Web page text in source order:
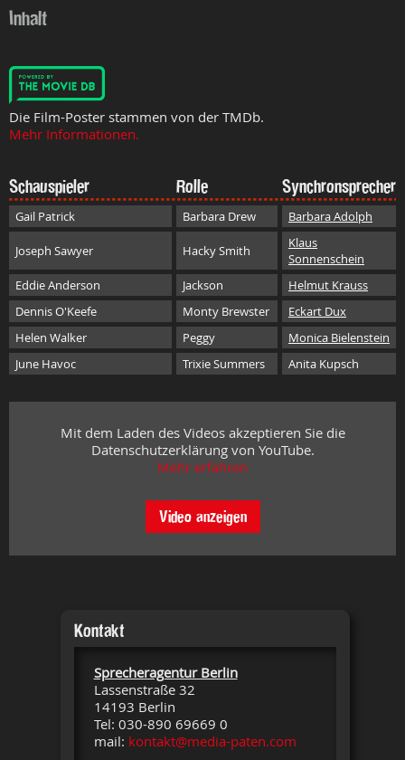
Inhalt
Die Film-Poster stammen von der TMDb.
Mehr Informationen.
Schauspieler Rolle Synchronsprecher
Gail Patrick Barbara Drew Barbara Adolph
Joseph Sawyer Hacky Smith
Klaus
Sonnenschein
Eddie Anderson
Jackson
Helmut Krauss
Dennis O'Keefe
Monty Brewster
Eckart Dux
Helen Walker
Peggy
Monica Bielenstein
June Havoc
Trixie Summers Anita Kupsch
Mit dem Laden des Videos akzeptieren Sie die
Datenschutzerklärung von YouTube.
Mehr erfahren
Video anzeigen
Kontakt
Sprecheragentur Berlin
Lassenstraße 32
14193 Berlin
Tel: 030-890 69669 0
mail: kontakt@media-paten.com